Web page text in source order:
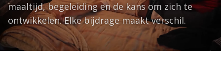
maaltijd, begeleiding en de kans om zich te
ontwikkelen. Elke bijdrage maakt verschil.